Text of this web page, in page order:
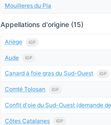
Mouilleres du Pla
Appellations d'origine (15)
Ariège IGP
Aude IGP
Canard à foie gras du Sud-Ouest IGP
Comté Tolosan IGP
Confit d'oie du Sud-Ouest (demande
Côtes Catalanes IGP